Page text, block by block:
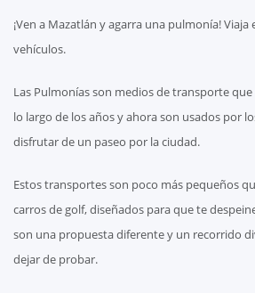
¡Ven a Mazatlán y agarra una pulmonía!
vehículos.
Las Pulmonías son medios de transporte
lo largo de los años y ahora son usados por
disfrutar de un paseo por la ciudad.
Estos transportes son poco más pequeños
carros de golf, diseñados para que te
son una propuesta diferente y un recorrido
dejar de probar.